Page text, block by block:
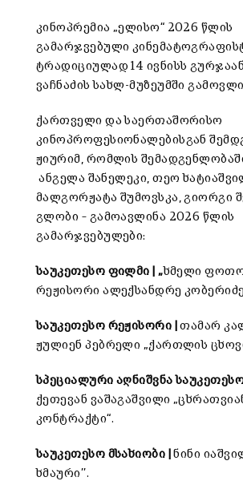
კინოპრემია „ელისო“ 2026 წლის
გამარჯვებული
ტრადიციულად 14 ივნისს
ვაჩნაძის სახლ-მუზეუმში
ქართველი და საერთაშორისო
კინოპროფესიონალებისგან
ჟიურიმ, რომლის
ანგელა შანელეკი, თეო
მალგორჟატა შუმოვსკა, გიორგი
გლობი – გამოავლინა 2026 წლის
გამარჯვებულები:
საუკეთესო ფილმი | „ხმელი
რეჟისორი ალექსანდრე
საუკეთესო რეჟისორი |თამარ
ჟულიენ პებრელი „ქართლის
სპეციალური აღნიშვნა
ქეთევან ვაშაგაშვილი
კონტრაქტი“.
საუკეთესო მსახიობი |ნინი
ხმაური’’.